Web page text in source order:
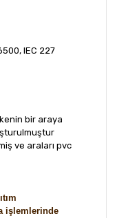
IEC 227
bir araya
ve araları pvc
işlemlerinde